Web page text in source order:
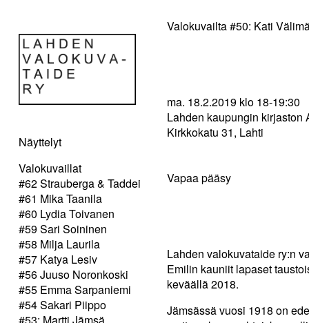
Näyttelyt
Valokuvaillat
#62 Strauberga & Taddei
#61 Mika Taanila
#60 Lydia Toivanen
#59 Sari Soininen
#58 Milja Laurila
#57 Katya Lesiv
#56 Juuso Noronkoski
#55 Emma Sarpaniemi
#54 Sakari Piippo
#53: Martti Jämsä
Valokuvailta #50: Kati
ma. 18.2.2019 klo 18-19:30
Lahden kaupungin kirjaston
Kirkkokatu 31, Lahti
Vapaa pääsy
Lahden valokuvataide ry:n
Emilin kauniit lapaset
keväällä 2018.
Jämsässä vuosi 1918 on